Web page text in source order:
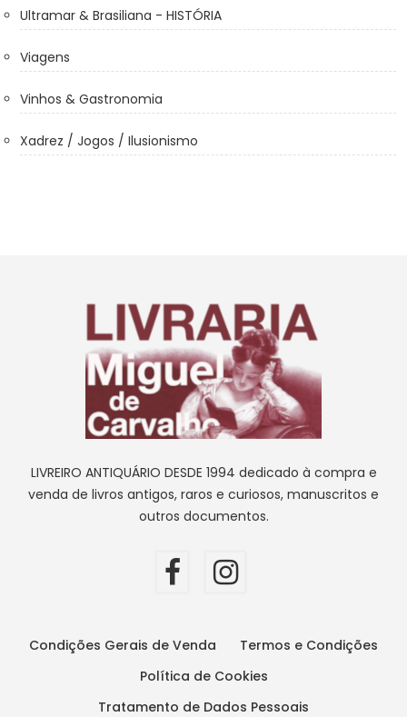
Ultramar & Brasiliana - HISTÓRIA
Viagens
Vinhos & Gastronomia
Xadrez / Jogos / Ilusionismo
LIVREIRO ANTIQUÁRIO DESDE 1994 dedicado à compra e
venda de livros antigos, raros e curiosos, manuscritos e
outros documentos.
Condições Gerais de Venda
Termos e Condições
Política de Cookies
Tratamento de Dados Pessoais